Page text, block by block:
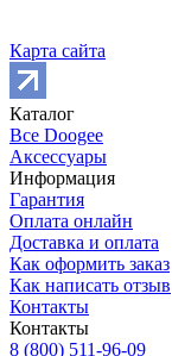
Карта сайта
Каталог
Все Doogee
Аксессуары
Информация
Гарантия
Оплата онлайн
Доставка и оплата
Как оформить заказ
Как написать отзыв
Контакты
Контакты
8 (800) 511-96-09